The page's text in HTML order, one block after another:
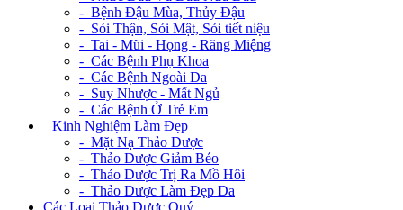
- Bệnh Đậu Mùa, Thủy Đậu
- Sỏi Thận, Sỏi Mật, Sỏi tiết niệu
- Tai - Mũi - Họng - Răng Miệng
- Các Bệnh Phụ Khoa
- Các Bệnh Ngoài Da
- Suy Nhược - Mất Ngủ
- Các Bệnh Ở Trẻ Em
Kinh Nghiệm Làm Đẹp
- Mặt Nạ Thảo Dược
- Thảo Dược Giảm Béo
- Thảo Dược Trị Ra Mồ Hôi
- Thảo Dược Làm Đẹp Da
Các Loại Thảo Dược Quý